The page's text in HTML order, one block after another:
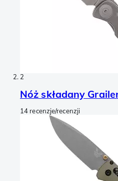
2
Nóż składany
14 recenzje/recenzji